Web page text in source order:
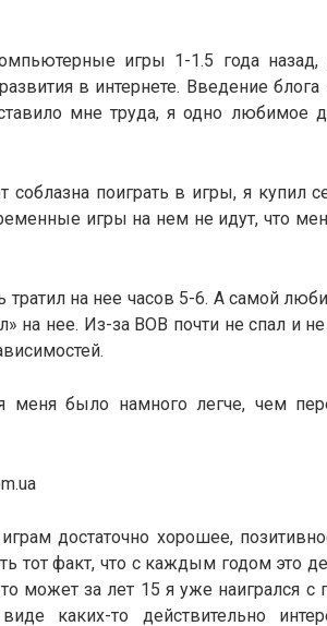
игры 1-1.5 года назад,
в интернете. Введение
мне труда, я одно любимое
соблазна поиграть в игры, я купил
игры на нем не идут, что
тратил на нее часов 5-6. А самой
на нее. Из-за ВОВ почти не спал и
меня было намного легче, чем
достаточно хорошее,
тот факт, что с каждым годом это
может за лет 15 я уже наигрался с
каких-то действительно